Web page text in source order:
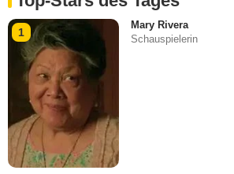
1
Mary Rivera
Schauspielerin